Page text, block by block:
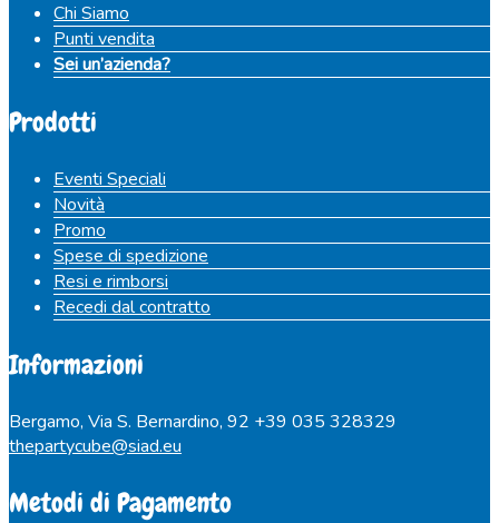
Chi Siamo
Punti vendita
Sei un’azienda?
Prodotti
Eventi Speciali
Novità
Promo
Spese di spedizione
Resi e rimborsi
Recedi dal contratto
Informazioni
Bergamo, Via S. Bernardino, 92 +39 035 328329
thepartycube@siad.eu
Metodi di Pagamento